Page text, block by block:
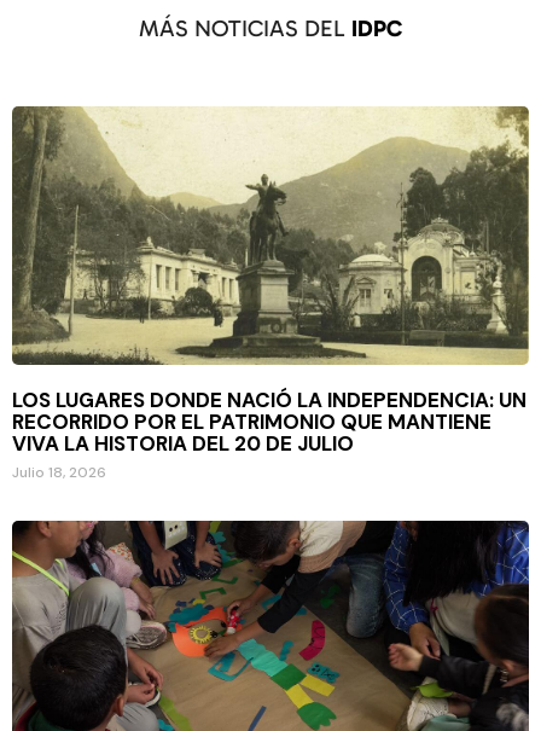
MÁS NOTICIAS DEL IDPC
LOS LUGARES DONDE NACIÓ LA INDEPENDENCIA: UN
RECORRIDO POR EL PATRIMONIO QUE MANTIENE
VIVA LA HISTORIA DEL 20 DE JULIO
Julio 18, 2026